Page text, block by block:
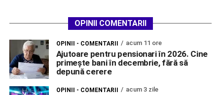
OPINII COMENTARII
OPINII - COMENTARII acum 11 ore
Ajutoare pentru pensionari în 2026. Cine
primește bani în decembrie, fără să
depună cerere
OPINII - COMENTARII acum 3 zile